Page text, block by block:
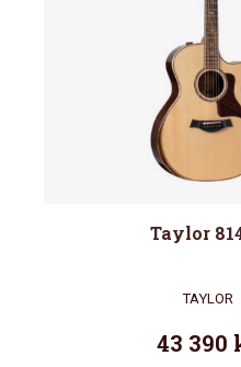
Taylor
TAYLOR
43 390